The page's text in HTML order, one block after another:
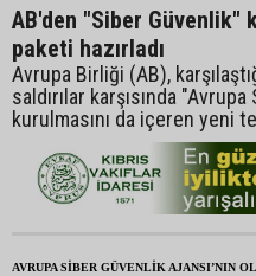
AB'den "Siber Güvenlik"
paketi hazırladı
Avrupa Birliği (AB),
saldırılar karşısında
kurulmasını da içeren yeni
AVRUPA SİBER GÜVENLİK AJANSI’NIN